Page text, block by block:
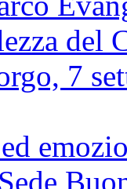
del
7